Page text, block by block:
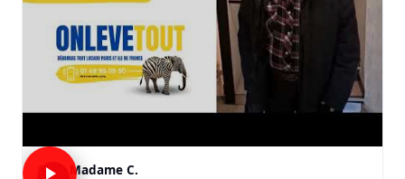
Madame C.